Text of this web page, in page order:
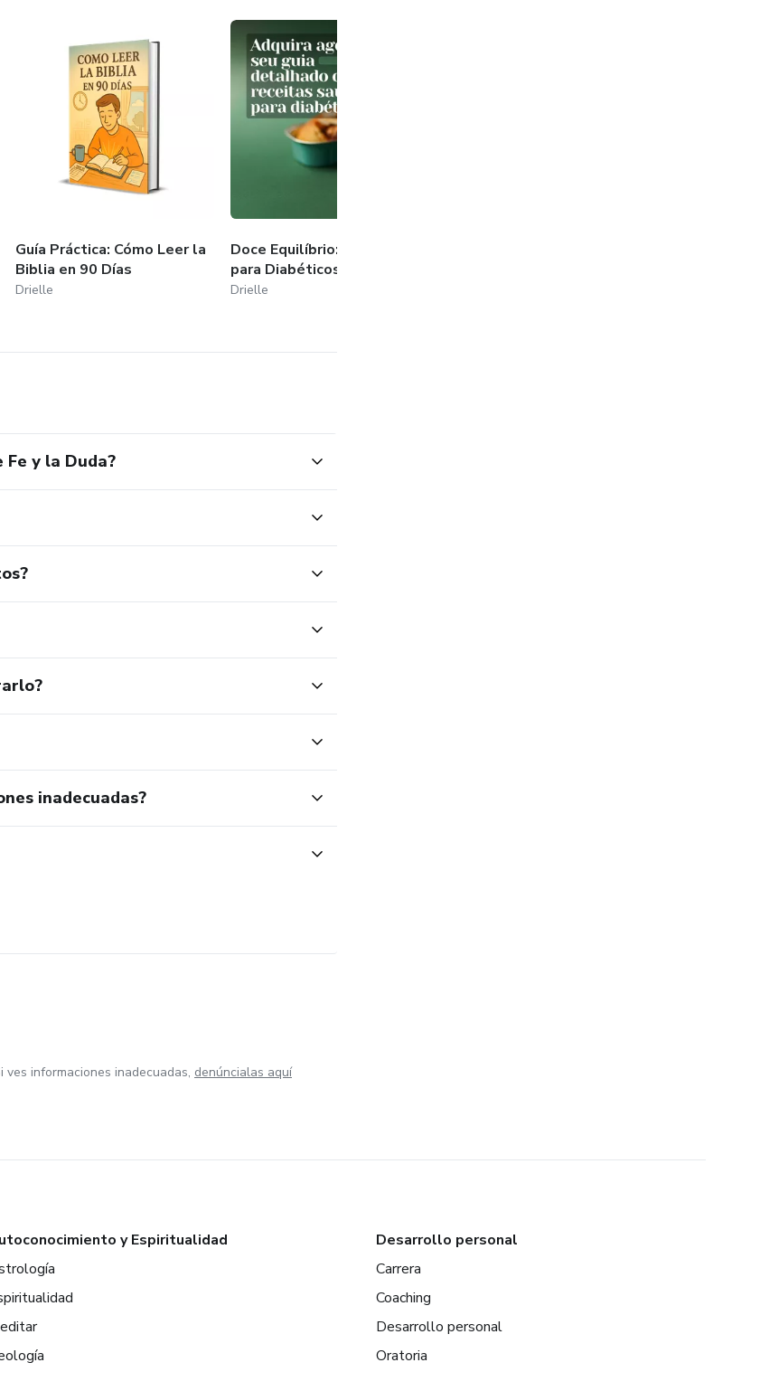
Guía Práctica: Cómo Leer la
Biblia en 90 Días
Drielle
Doce Equilíbrio: Receitas
para Diabéticos
Drielle
Fe y la Duda?
inadecuadas?
informaciones inadecuadas, denúncialas aquí
y Espiritualidad
Desarrollo personal
Carrera
Coaching
Desarrollo personal
Oratoria